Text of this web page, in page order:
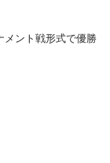
メント戦形式で優勝